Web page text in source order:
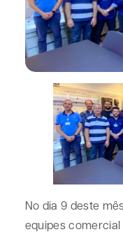
No dia 9 deste
equipes